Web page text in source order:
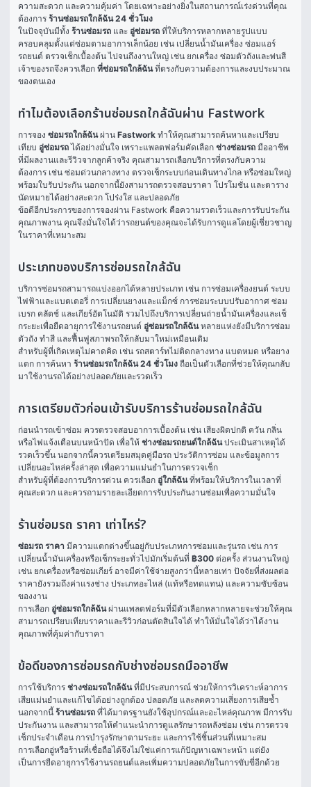
ความสะดวก และความคุ้มค่า โดยเฉพาะอย่างยิ่งในสถานการณ์เร่งด่วนที่คุณ
ต้องการ ร้านซ่อมรถใกล้ฉัน 24 ชั่วโมง
ในปัจจุบันมีทั้ง ร้านซ่อมรถ และ อู่ซ่อมรถ ที่ให้บริการหลากหลายรูปแบบ
ครอบคลุมตั้งแต่ซ่อมตามอาการเล็กน้อย เช่น เปลี่ยนน้ำมันเครื่อง ซ่อมแอร์
รถยนต์ ตรวจเช็กเบื้องต้น ไปจนถึงงานใหญ่ เช่น ยกเครื่อง ซ่อมตัวถังและพ่นสี
เจ้าของรถจึงควรเลือก ที่ซ่อมรถใกล้ฉัน ที่ตรงกับความต้องการและงบประมาณ
ของตนเอง
ทำไมต้องเลือกร้านซ่อมรถใกล้ฉันผ่าน Fastwork
การจอง ซ่อมรถใกล้ฉัน ผ่าน Fastwork ทำให้คุณสามารถค้นหาและเปรียบ
เทียบ อู่ซ่อมรถ ได้อย่างมั่นใจ เพราะแพลตฟอร์มคัดเลือก ช่างซ่อมรถ มืออาชีพ
ที่มีผลงานและรีวิวจากลูกค้าจริง คุณสามารถเลือกบริการที่ตรงกับความ
ต้องการ เช่น ซ่อมด่วนกลางทาง ตรวจเช็กระบบก่อนเดินทางไกล หรือซ่อมใหญ่
พร้อมใบรับประกัน นอกจากนี้ยังสามารถตรวจสอบราคา โปรโมชั่น และตาราง
นัดหมายได้อย่างสะดวก โปร่งใส และปลอดภัย
ข้อดีอีกประการของการจองผ่าน Fastwork คือความรวดเร็วและการรับประกัน
คุณภาพงาน คุณจึงมั่นใจได้ว่ารถยนต์ของคุณจะได้รับการดูแลโดยผู้เชี่ยวชาญ
ในราคาที่เหมาะสม
ประเภทของบริการซ่อมรถใกล้ฉัน
บริการซ่อมรถสามารถแบ่งออกได้หลายประเภท เช่น การซ่อมเครื่องยนต์ ระบบ
ไฟฟ้าและแบตเตอรี่ การเปลี่ยนยางและแม็กซ์ การซ่อมระบบปรับอากาศ ซ่อม
เบรก คลัตช์ และเกียร์อัตโนมัติ รวมไปถึงบริการเปลี่ยนถ่ายน้ำมันเครื่องและเช็
กระยะเพื่อยืดอายุการใช้งานรถยนต์ อู่ซ่อมรถใกล้ฉัน หลายแห่งยังมีบริการซ่อม
ตัวถัง ทำสี และฟื้นฟูสภาพรถให้กลับมาใหม่เหมือนเดิม
สำหรับผู้ที่เกิดเหตุไม่คาดคิด เช่น รถสตาร์ทไม่ติดกลางทาง แบตหมด หรือยาง
แตก การค้นหา ร้านซ่อมรถใกล้ฉัน 24 ชั่วโมง ถือเป็นตัวเลือกที่ช่วยให้คุณกลับ
มาใช้งานรถได้อย่างปลอดภัยและรวดเร็ว
การเตรียมตัวก่อนเข้ารับบริการร้านซ่อมรถใกล้ฉัน
ก่อนนำรถเข้าซ่อม ควรตรวจสอบอาการเบื้องต้น เช่น เสียงผิดปกติ ควัน กลิ่น
หรือไฟแจ้งเตือนบนหน้าปัด เพื่อให้ ช่างซ่อมรถยนต์ใกล้ฉัน ประเมินสาเหตุได้
รวดเร็วขึ้น นอกจากนี้ควรเตรียมสมุดคู่มือรถ ประวัติการซ่อม และข้อมูลการ
เปลี่ยนอะไหล่ครั้งล่าสุด เพื่อความแม่นยำในการตรวจเช็ก
สำหรับผู้ที่ต้องการบริการด่วน ควรเลือก อู่ใกล้ฉัน ที่พร้อมให้บริการในเวลาที่
คุณสะดวก และควรถามรายละเอียดการรับประกันงานซ่อมเพื่อความมั่นใจ
ร้านซ่อมรถ ราคา เท่าไหร่?
ซ่อมรถ ราคา มีความแตกต่างขึ้นอยู่กับประเภทการซ่อมและรุ่นรถ เช่น การ
เปลี่ยนน้ำมันเครื่องหรือเช็กระยะทั่วไปมักเริ่มต้นที่ ฿300 ต่อครั้ง ส่วนงานใหญ่
เช่น ยกเครื่องหรือซ่อมเกียร์ อาจมีค่าใช้จ่ายสูงกว่านี้หลายเท่า ปัจจัยที่ส่งผลต่อ
ราคายังรวมถึงค่าแรงช่าง ประเภทอะไหล่ (แท้หรือทดแทน) และความซับซ้อน
ของงาน
การเลือก อู่ซ่อมรถใกล้ฉัน ผ่านแพลตฟอร์มที่มีตัวเลือกหลากหลายจะช่วยให้คุณ
สามารถเปรียบเทียบราคาและรีวิวก่อนตัดสินใจได้ ทำให้มั่นใจได้ว่าได้งาน
คุณภาพที่คุ้มค่ากับราคา
ข้อดีของการซ่อมรถกับช่างซ่อมรถมืออาชีพ
การใช้บริการ ช่างซ่อมรถใกล้ฉัน ที่มีประสบการณ์ ช่วยให้การวิเคราะห์อาการ
เสียแม่นยำและแก้ไขได้อย่างถูกต้อง ปลอดภัย และลดความเสี่ยงการเสียซ้ำ
นอกจากนี้ ร้านซ่อมรถ ที่ได้มาตรฐานยังใช้อุปกรณ์และอะไหล่คุณภาพ มีการรับ
ประกันงาน และสามารถให้คำแนะนำการดูแลรักษารถหลังซ่อม เช่น การตรวจ
เช็กประจำเดือน การบำรุงรักษาตามระยะ และการใช้ชิ้นส่วนที่เหมาะสม
การเลือกอู่หรือร้านที่เชื่อถือได้จึงไม่ใช่แค่การแก้ปัญหาเฉพาะหน้า แต่ยัง
เป็นการยืดอายุการใช้งานรถยนต์และเพิ่มความปลอดภัยในการขับขี่อีกด้วย